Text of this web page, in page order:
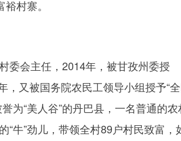
村寨。
会主任，2014年，被甘孜州委授
，又被国务院农民工领导小组授予“
为“美人谷”的丹巴县，一名普通的农
牛”劲儿，带领全村89户村民致富，